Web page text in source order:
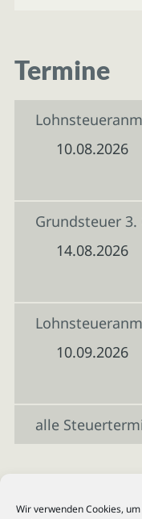
Wir verwenden Cookies,
Termine
10.08.2026
Grundsteuer
14.08.2026
10.09.2026
alle